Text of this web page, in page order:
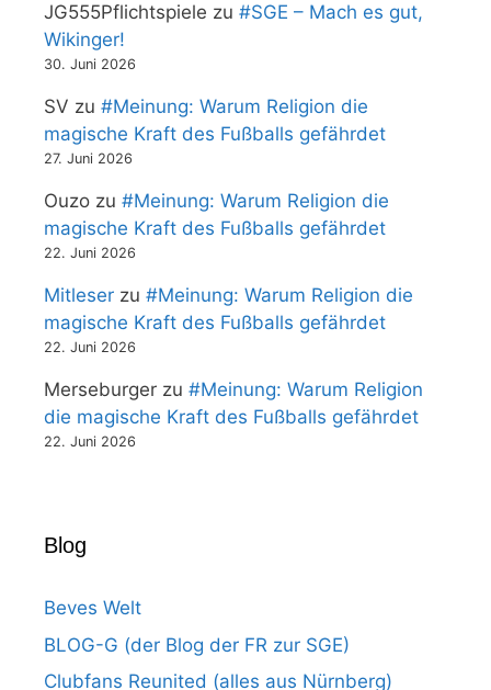
JG555Pflichtspiele zu #SGE – Mach es gut,
Wikinger!
30. Juni 2026
SV zu #Meinung: Warum Religion die
magische Kraft des Fußballs gefährdet
27. Juni 2026
Ouzo zu #Meinung: Warum Religion die
magische Kraft des Fußballs gefährdet
22. Juni 2026
Mitleser zu #Meinung: Warum Religion die
magische Kraft des Fußballs gefährdet
22. Juni 2026
Merseburger zu #Meinung: Warum Religion
die magische Kraft des Fußballs gefährdet
22. Juni 2026
Blog
Beves Welt
BLOG-G (der Blog der FR zur SGE)
Clubfans Reunited (alles aus Nürnberg)